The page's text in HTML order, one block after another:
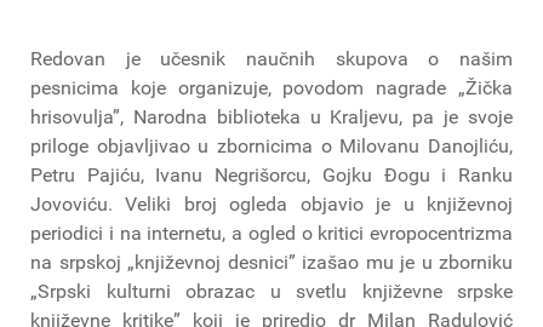
Redovan je učesnik naučnih skupova o našim
pesnicima koje organizuje, povodom nagrade „Žička
hrisovulja”, Narodna biblioteka u Kraljevu, pa je svoje
priloge objavljivao u zbornicima o Milovanu Danojliću,
Petru Pajiću, Ivanu Negrišorcu, Gojku Đogu i Ranku
Jovoviću. Veliki broj ogleda objavio je u književnoj
periodici i na internetu, a ogled o kritici evropocentrizma
na srpskoj „književnoj desnici” izašao mu je u zborniku
„Srpski kulturni obrazac u svetlu književne srpske
književne kritike” koji je priredio dr Milan Radulović